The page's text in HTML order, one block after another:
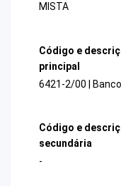
MISTA
Código e
principal
6421-2/00 |
Código e
secundária
-